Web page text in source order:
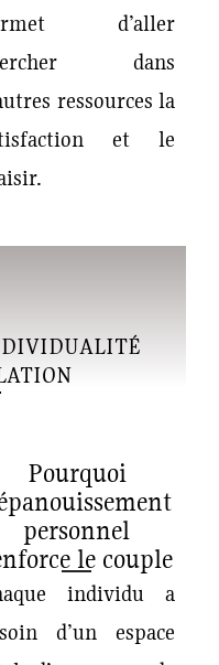
d’aller
dans
ressources la
et le
Pourquoi
personnel
le couple
individu a
d’un espace